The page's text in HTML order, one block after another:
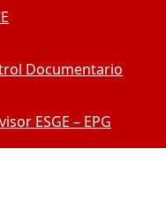
Documentario
ESGE – EPG